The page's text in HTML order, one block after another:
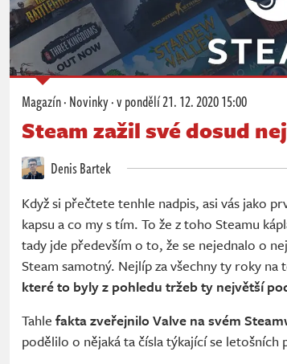
Magazín·Novinky·v pondělí21. 12. 2020 15:00
Steam zažil své dosud
Denis Bartek
Když si přečtete tenhle nadpis, asi vás jako
kapsu a co my s tím. To že z toho Steamu
tady jde především o to, že se nejednalo o
Steam samotný. Nejlíp za všechny ty roky na
které to byly z pohledu tržeb ty největší
Tahle fakta zveřejnilo Valve na svém
podělilo o nějaká ta čísla týkající se letošních